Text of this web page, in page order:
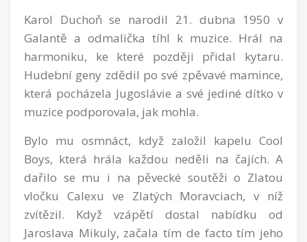
Karol Duchoň se narodil 21. dubna 1950 v
Galantě a odmalička tíhl k muzice. Hrál na
harmoniku, ke které později přidal kytaru.
Hudební geny zdědil po své zpěvavé mamince,
která pocházela Jugoslávie a své jediné dítko v
muzice podporovala, jak mohla.
Bylo mu osmnáct, když založil kapelu Cool
Boys, která hrála každou neděli na čajích. A
dařilo se mu i na pěvecké soutěži o Zlatou
vločku Calexu ve Zlatých Moravciach, v níž
zvítězil. Když vzápětí dostal nabídku od
Jaroslava Mikuly, začala tím de facto tím jeho